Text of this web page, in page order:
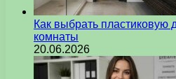
Как выбрать пластиковую
комнаты
20.06.2026